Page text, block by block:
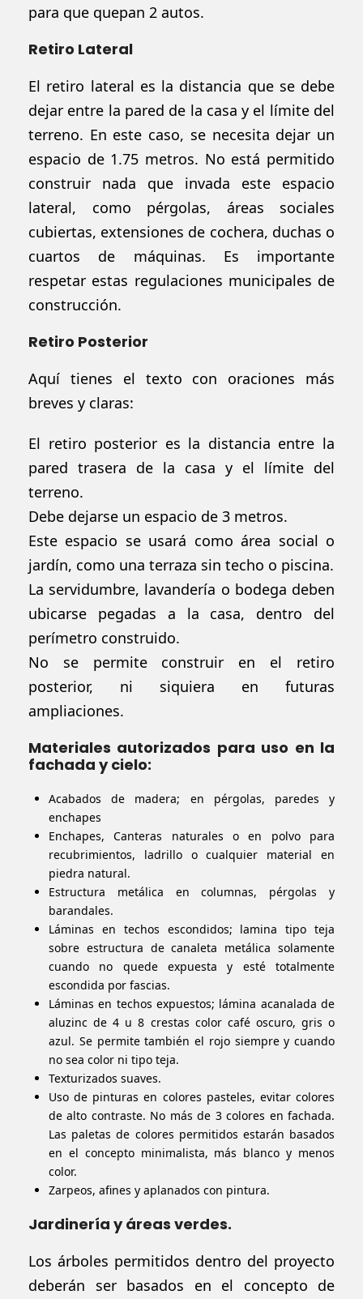
para que quepan 2 autos.
Retiro Lateral
El retiro lateral es la distancia que se debe
dejar entre la pared de la casa y el límite del
terreno. En este caso, se necesita dejar un
espacio de 1.75 metros. No está permitido
construir nada que invada este espacio
lateral, como pérgolas, áreas sociales
cubiertas, extensiones de cochera, duchas o
cuartos de máquinas. Es importante
respetar estas regulaciones municipales de
construcción.
Retiro Posterior
Aquí tienes el texto con oraciones más
breves y claras:
El retiro posterior es la distancia entre la
pared trasera de la casa y el límite del
terreno.
Debe dejarse un espacio de 3 metros.
Este espacio se usará como área social o
jardín, como una terraza sin techo o piscina.
La servidumbre, lavandería o bodega deben
ubicarse pegadas a la casa, dentro del
perímetro construido.
No se permite construir en el retiro
posterior, ni siquiera en futuras
ampliaciones.
Materiales autorizados para uso en la
fachada y cielo:
Acabados de madera; en pérgolas, paredes y
enchapes
Enchapes, Canteras naturales o en polvo para
recubrimientos, ladrillo o cualquier material en
piedra natural.
Estructura metálica en columnas, pérgolas y
barandales.
Láminas en techos escondidos; lamina tipo teja
sobre estructura de canaleta metálica solamente
cuando no quede expuesta y esté totalmente
escondida por fascias.
Láminas en techos expuestos; lámina acanalada de
aluzinc de 4 u 8 crestas color café oscuro, gris o
azul. Se permite también el rojo siempre y cuando
no sea color ni tipo teja.
Texturizados suaves.
Uso de pinturas en colores pasteles, evitar colores
de alto contraste. No más de 3 colores en fachada.
Las paletas de colores permitidos estarán basados
en el concepto minimalista, más blanco y menos
color.
Zarpeos, afines y aplanados con pintura.
Jardinería y áreas verdes.
Los árboles permitidos dentro del proyecto
deberán ser basados en el concepto de